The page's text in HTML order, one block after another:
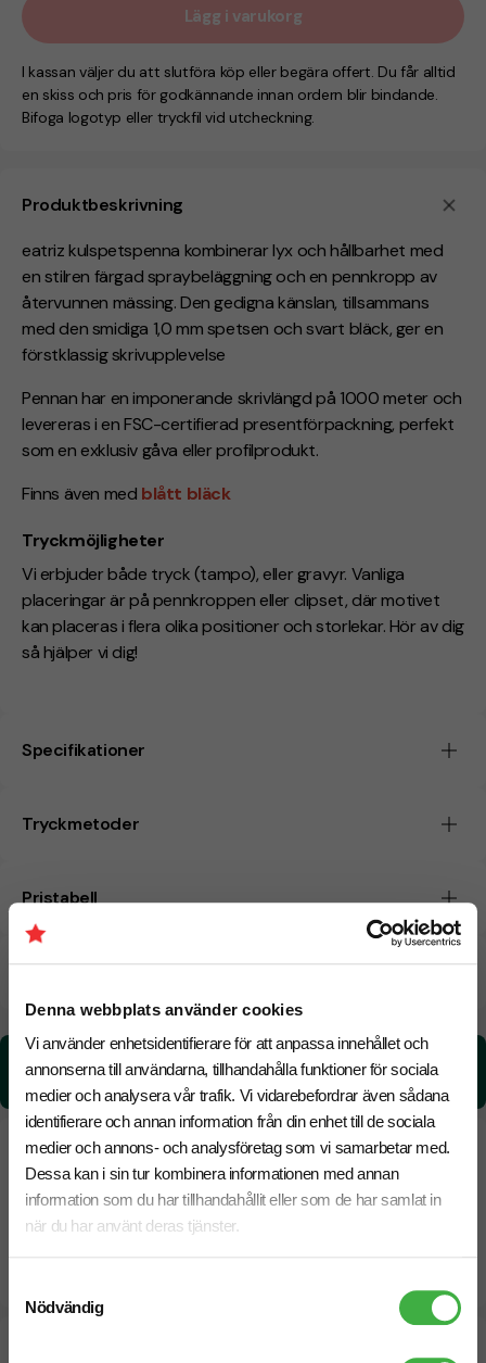
Denna webbplats använder cookies
Vi använder enhetsidentifierare för att anpassa innehållet och
annonserna till användarna, tillhandahålla funktioner för sociala
medier och analysera vår trafik. Vi vidarebefordrar även sådana
identifierare och annan information från din enhet till de sociala
medier och annons- och analysföretag som vi samarbetar med.
Dessa kan i sin tur kombinera informationen med annan
information som du har tillhandahållit eller som de har samlat in
när du har använt deras tjänster.
Nödvändig
Produktbeskrivning
eatriz kulspetspenna kombinerar lyx och hållbarhet med
en stilren färgad spraybeläggning och en pennkropp av
återvunnen mässing. Den gedigna känslan, tillsammans
med den smidiga 1,0 mm spetsen och svart bläck, ger en
förstklassig skrivupplevelse
Pennan har en imponerande skrivlängd på 1000 meter och
levereras i en FSC-certifierad presentförpackning, perfekt
som en exklusiv gåva eller profilprodukt.
Finns även med blått bläck
Tryckmöjligheter
Vi erbjuder både tryck (tampo), eller gravyr. Vanliga
placeringar är på pennkroppen eller clipset, där motivet
kan placeras i flera olika positioner och storlekar. Hör av dig
så hjälper vi dig!
Specifikationer
Tryckmetoder
Pristabell
CO₂e -avtryck
Lägg i varukorg
I kassan väljer du att slutföra köp eller begära offert. Du får alltid
en skiss och pris för godkännande innan ordern blir bindande.
Bifoga logotyp eller tryckfil vid utcheckning.
CO₂e -avtryck:
0,020156337 kg CO₂e / per styck